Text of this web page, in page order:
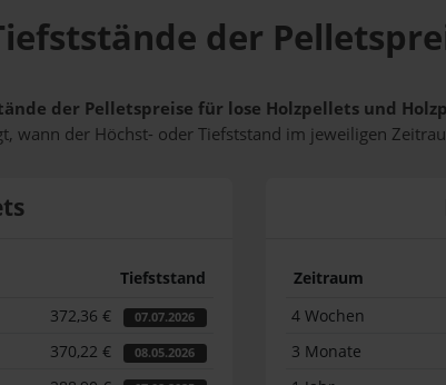
der
der Pelletspreise für lose Holzpellets und
wann der Höchst- oder Tiefststand im jeweiligen
Tiefststand
372,36 € 07.07.2026
370,22 € 08.05.2026
Zeitraum
4 Wochen
3 Monate